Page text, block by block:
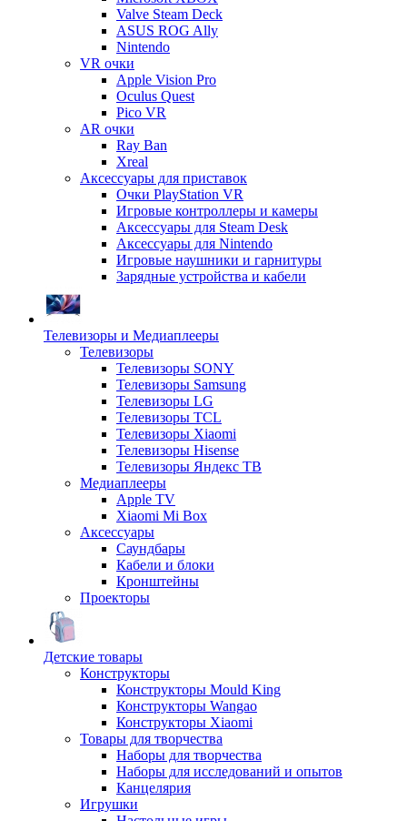
Valve Steam Deck
ASUS ROG Ally
Nintendo
VR очки
Apple Vision Pro
Oculus Quest
Pico VR
AR очки
Ray Ban
Xreal
Аксессуары для приставок
Очки PlayStation VR
Игровые контроллеры и камеры
Аксессуары для Steam Desk
Аксессуары для Nintendo
Игровые наушники и гарнитуры
Зарядные устройства и кабели
Телевизоры и Медиаплееры
Телевизоры
Телевизоры SONY
Телевизоры Samsung
Телевизоры LG
Телевизоры TCL
Телевизоры Xiaomi
Телевизоры Hisense
Телевизоры Яндекс ТВ
Медиаплееры
Apple TV
Xiaomi Mi Box
Аксессуары
Саундбары
Кабели и блоки
Кронштейны
Проекторы
Детские товары
Конструкторы
Конструкторы Mould King
Конструкторы Wangao
Конструкторы Xiaomi
Товары для творчества
Наборы для творчества
Наборы для исследований и опытов
Канцелярия
Игрушки